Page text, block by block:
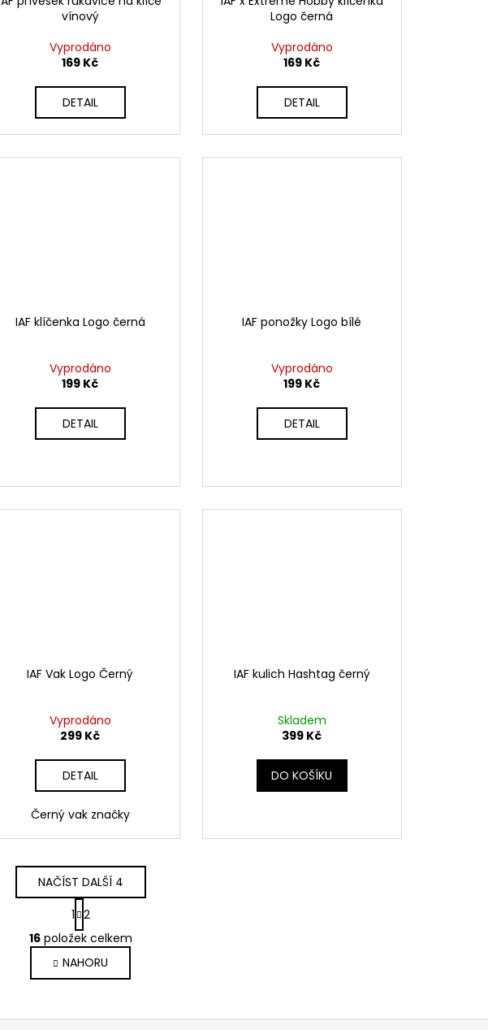
vínový
Vyprodáno
169 Kč
DETAIL
Logo černá
Vyprodáno
169 Kč
DETAIL
IAF klíčenka Logo černá
Vyprodáno
199 Kč
DETAIL
IAF ponožky Logo bílé
Vyprodáno
199 Kč
DETAIL
IAF Vak Logo Černý
Vyprodáno
299 Kč
DETAIL
Černý vak značky
IAF kulich Hashtag černý
Skladem
399 Kč
DO KOŠÍKU
O
v
l
á
a
NAČÍST DALŠÍ 4
S
t
r
á
n
k
1 2
16položek celkem
NAHORU